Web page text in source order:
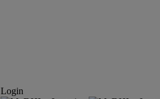
Login